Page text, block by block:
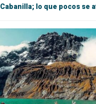
lo que pocos se